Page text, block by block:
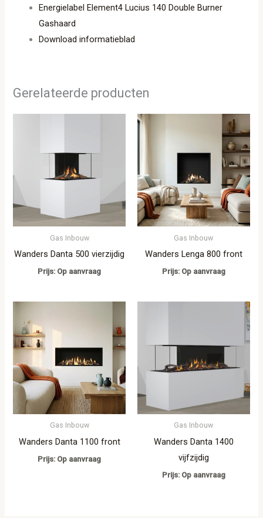
Energielabel Element4 Lucius 140 Double Burner
Gashaard
Download informatieblad
Gerelateerde producten
Gas Inbouw
Wanders Danta 500 vierzijdig
Prijs: Op aanvraag
Gas Inbouw
Wanders Lenga 800 front
Prijs: Op aanvraag
Gas Inbouw
Wanders Danta 1100 front
Prijs: Op aanvraag
Gas Inbouw
Wanders Danta 1400
vijfzijdig
Prijs: Op aanvraag